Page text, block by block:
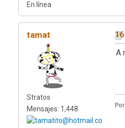
En línea
tamat
Stratos
Mensajes: 1,448
A